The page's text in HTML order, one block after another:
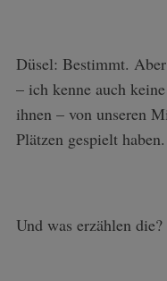
Düsel: Bestimmt.
– ich kenne auch
ihnen – von unseren
Plätzen gespielt haben.
Und was erzählen die?